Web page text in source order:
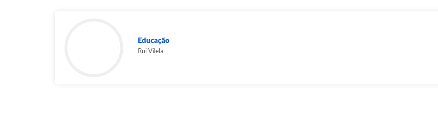
Educação
Rui Vilela